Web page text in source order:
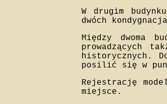
W drugim
dwóch
Między dwoma
prowadzących
historycznych.
posilić się w
Rejestrację
miejsce.